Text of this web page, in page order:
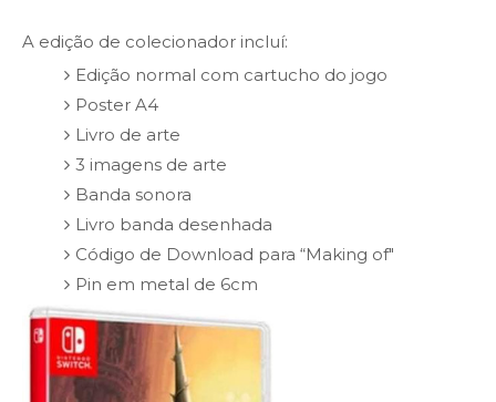
A edição de colecionador incluí:
Edição normal com cartucho do jogo
Poster A4
Livro de arte
3 imagens de arte
Banda sonora
Livro banda desenhada
Código de Download para “Making of"
Pin em metal de 6cm